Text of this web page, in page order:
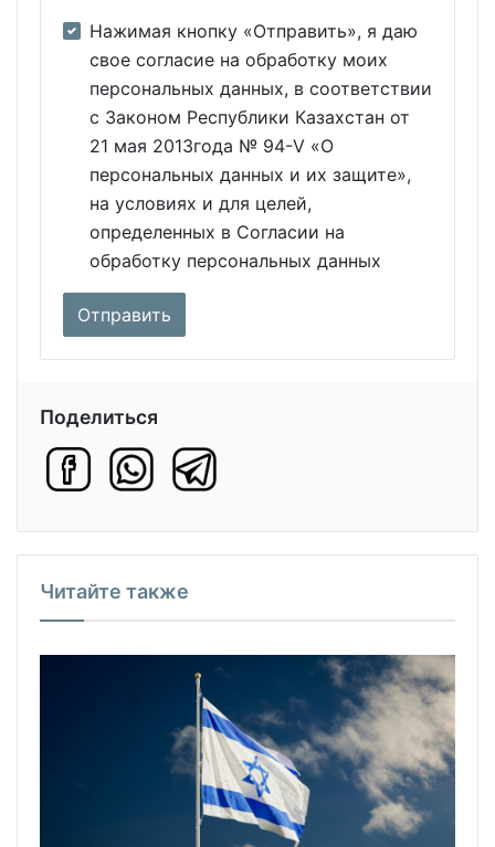
Нажимая кнопку «Отправить», я даю
свое согласие на обработку моих
персональных данных, в соответствии
с Законом Республики Казахстан от
21 мая 2013года № 94-V «О
персональных данных и их защите»,
на условиях и для целей,
определенных в Согласии на
обработку персональных данных
Поделиться
Читайте также